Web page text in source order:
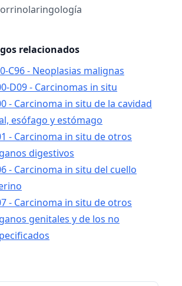
relacionados
C96 - Neoplasias malignas
D09 - Carcinomas in situ
- Carcinoma in situ de la cavidad
esófago y estómago
- Carcinoma in situ de otros
digestivos
- Carcinoma in situ del cuello
- Carcinoma in situ de otros
genitales y de los no